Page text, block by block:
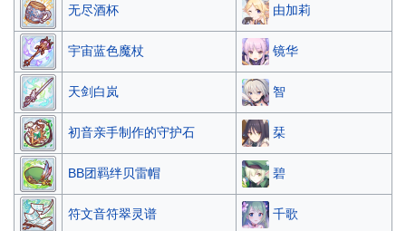
无尽酒杯 由加莉
宇宙蓝色魔杖 镜华
天剑白岚 智
初音亲手制作的守护石 栞
BB团羁绊贝雷帽 碧
符文音符翠灵谱 千歌